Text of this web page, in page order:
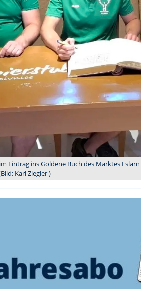
Eintrag ins Goldene Buch des Marktes
Karl Ziegler )